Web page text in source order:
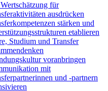
für
ausdrücken
stärken und
etablieren
Studium und Transfer
voranbringen
mit
und -partnern